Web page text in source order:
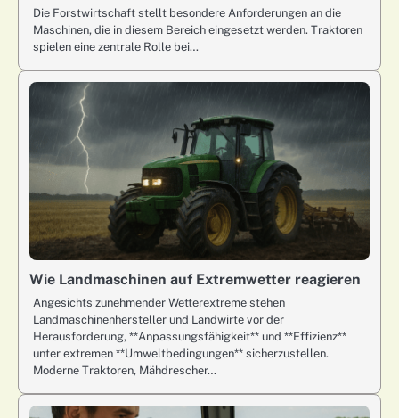
Die Forstwirtschaft stellt besondere Anforderungen an die
Maschinen, die in diesem Bereich eingesetzt werden. Traktoren
spielen eine zentrale Rolle bei…
Wie Landmaschinen auf Extremwetter reagieren
Angesichts zunehmender Wetterextreme stehen
Landmaschinenhersteller und Landwirte vor der
Herausforderung, **Anpassungsfähigkeit** und **Effizienz**
unter extremen **Umweltbedingungen** sicherzustellen.
Moderne Traktoren, Mähdrescher…